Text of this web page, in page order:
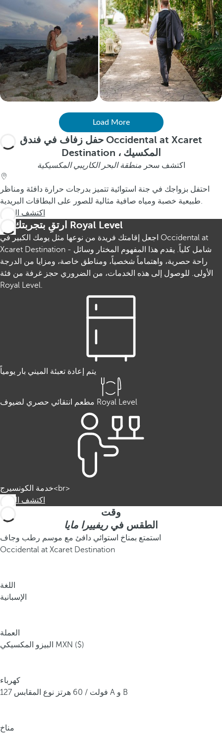
Load More
حفل زفاف في فندق Occidental at Xcaret
Destination ، المكسيك
اكتشف سحر منطقة البحر الكاريبي المكسيكية
احتفل بزواجك في جنة استوائية تتميز بدرجات حرارة دافئة ومناظر
طبيعية خصبة ومياه صافية مثالية للصور على البطاقات البريدية.
اكتشف المزيد
ارتقِ بتجربتك مع Royal Level
اجعل إقامتك فريدة من نوعها مثل يومك الكبير في Occidental at
Xcaret Destination - شامل كلياً. يقدم هذا المفهوم المختار وسائل
راحة حصرية، واهتماماً شخصياً، ومناطق خاصة، ومزايا من الدرجة
الأولى. للوصول إلى هذه الخدمات، من الضروري حجز غرفة من فئة
Royal Level.
يتم إعادة تعبئة الميني بار يومياً
مطعم انتقائي حصري لضيوف Royal Level
خدمة الكونسيرج<br>
اكتشف المزيد
وقت
الطقس فيريفييرا مايا
استمتع بمناخ استوائي دافئ مع موسم رطب وجاف
Occidental at Xcaret Destination
اللغة
الإسبانية
العملة
البيزو المكسيكي MXN ($)
كهرباء
127 فولت / 60 هرتز نوع المقابس A و B
مناخ